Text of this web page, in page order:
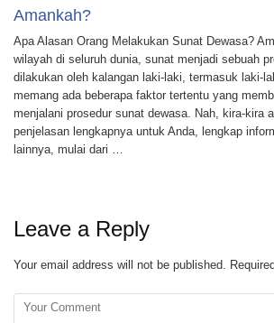
Amankah?
Apa Alasan Orang Melakukan Sunat Dewasa?
wilayah di seluruh dunia, sunat menjadi sebuah
dilakukan oleh kalangan laki-laki, termasuk laki-
memang ada beberapa faktor tertentu yang
menjalani prosedur sunat dewasa. Nah, kira-kira
penjelasan lengkapnya untuk Anda, lengkap
lainnya, mulai dari …
Leave a Reply
Your email address will not be published.